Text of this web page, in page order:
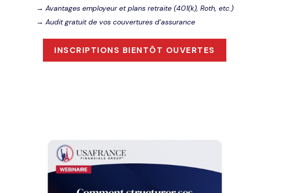
→ Avantages employeur et plans retraite (401(k), Roth, etc.)
→ Audit gratuit de vos couvertures d’assurance
INSCRIPTIONS BIENTÔT OUVERTES